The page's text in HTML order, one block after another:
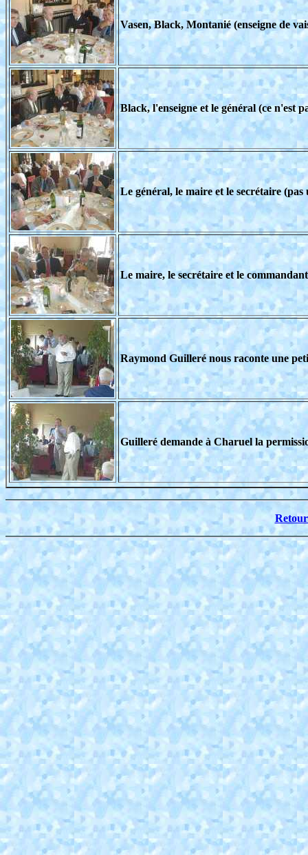
Vasen, Black, Montanié (enseigne de
Black, l'enseigne et le général (ce n'est
Le général, le maire et le secrétaire
Le maire, le secrétaire et le
Raymond Guilleré nous raconte une
Guilleré demande à Charuel la